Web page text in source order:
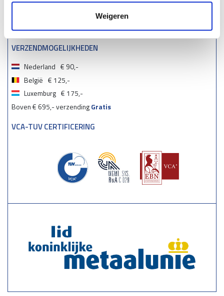
Weigeren
VERZENDMOGELIJKHEDEN
Nederland € 90,-
België € 125,-
Luxemburg € 175,-
Boven € 695,- verzendingGratis
VCA-TUV CERTIFICERING